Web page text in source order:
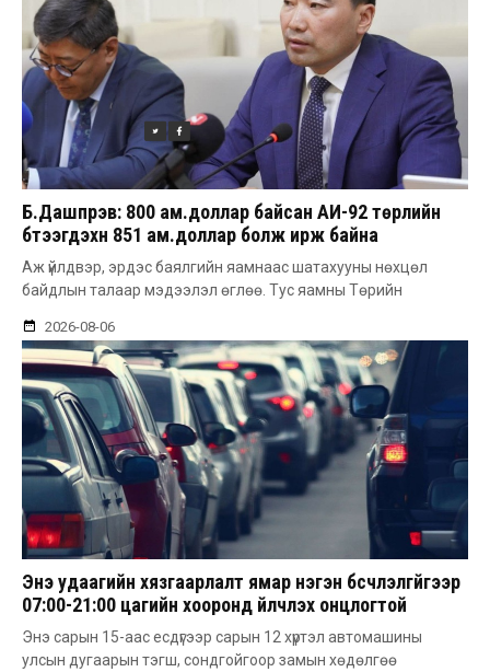
Б.Дашпүрэв: 800 ам.доллар байсан АИ-92 төрлийн
бүтээгдэхүүн 851 ам.доллар болж ирж байна
Аж үйлдвэр, эрдэс баялгийн яамнаас шатахууны нөхцөл
байдлын талаар мэдээлэл өглөө. Тус яамны Төрийн
2026-08-06
Энэ удаагийн хязгаарлалт ямар нэгэн бүсчлэлгүйгээр
07:00-21:00 цагийн хооронд үйлчлэх онцлогтой
Энэ сарын 15-аас есдүгээр сарын 12 хүртэл автомашины
улсын дугаарын тэгш, сондгойгоор замын хөдөлгөө